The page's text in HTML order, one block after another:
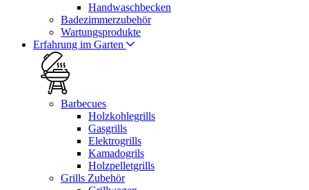
Handwaschbecken
Badezimmerzubehör
Wartungsprodukte
Erfahrung im Garten
Barbecues
Holzkohlegrills
Gasgrills
Elektrogrills
Kamadogrils
Holzpelletgrills
Grills Zubehör